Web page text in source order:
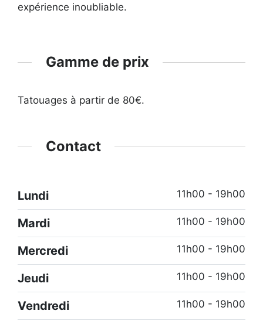
expérience inoubliable.
Gamme de prix
Tatouages à partir de 80€.
Contact
Lundi 11h00 - 19h00
Mardi 11h00 - 19h00
Mercredi 11h00 - 19h00
Jeudi 11h00 - 19h00
Vendredi 11h00 - 19h00